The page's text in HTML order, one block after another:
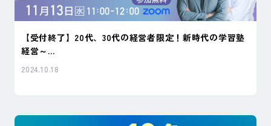
【受付終了】20代、30代の経営者限定！新時代の学習塾
経営～...
2024.10.18